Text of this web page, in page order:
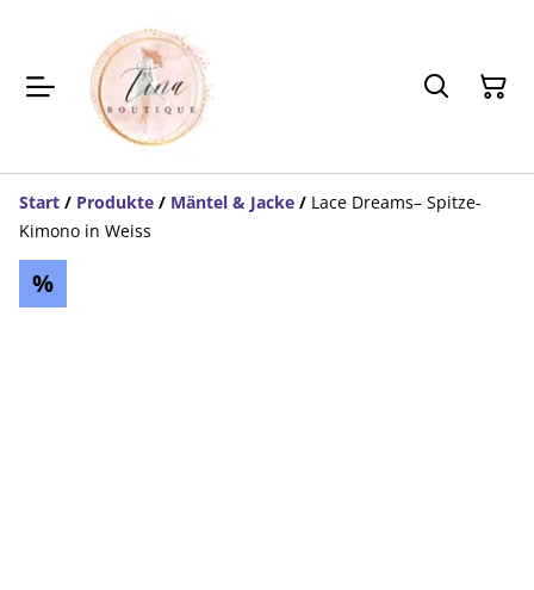
Start / Produkte / Mäntel & Jacke / Lace Dreams– Spitze-
Kimono in Weiss
%